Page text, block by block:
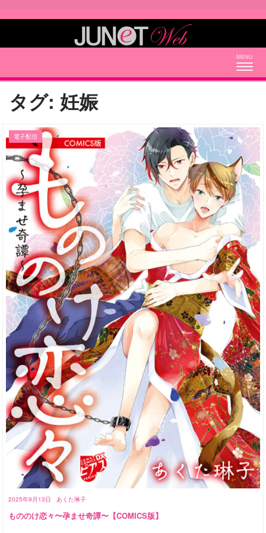
タグ: 妊娠
2025年9月13日 あくた琳子
電子配信
もののけ恋々〜孕ませ奇譚〜【COMICS版】